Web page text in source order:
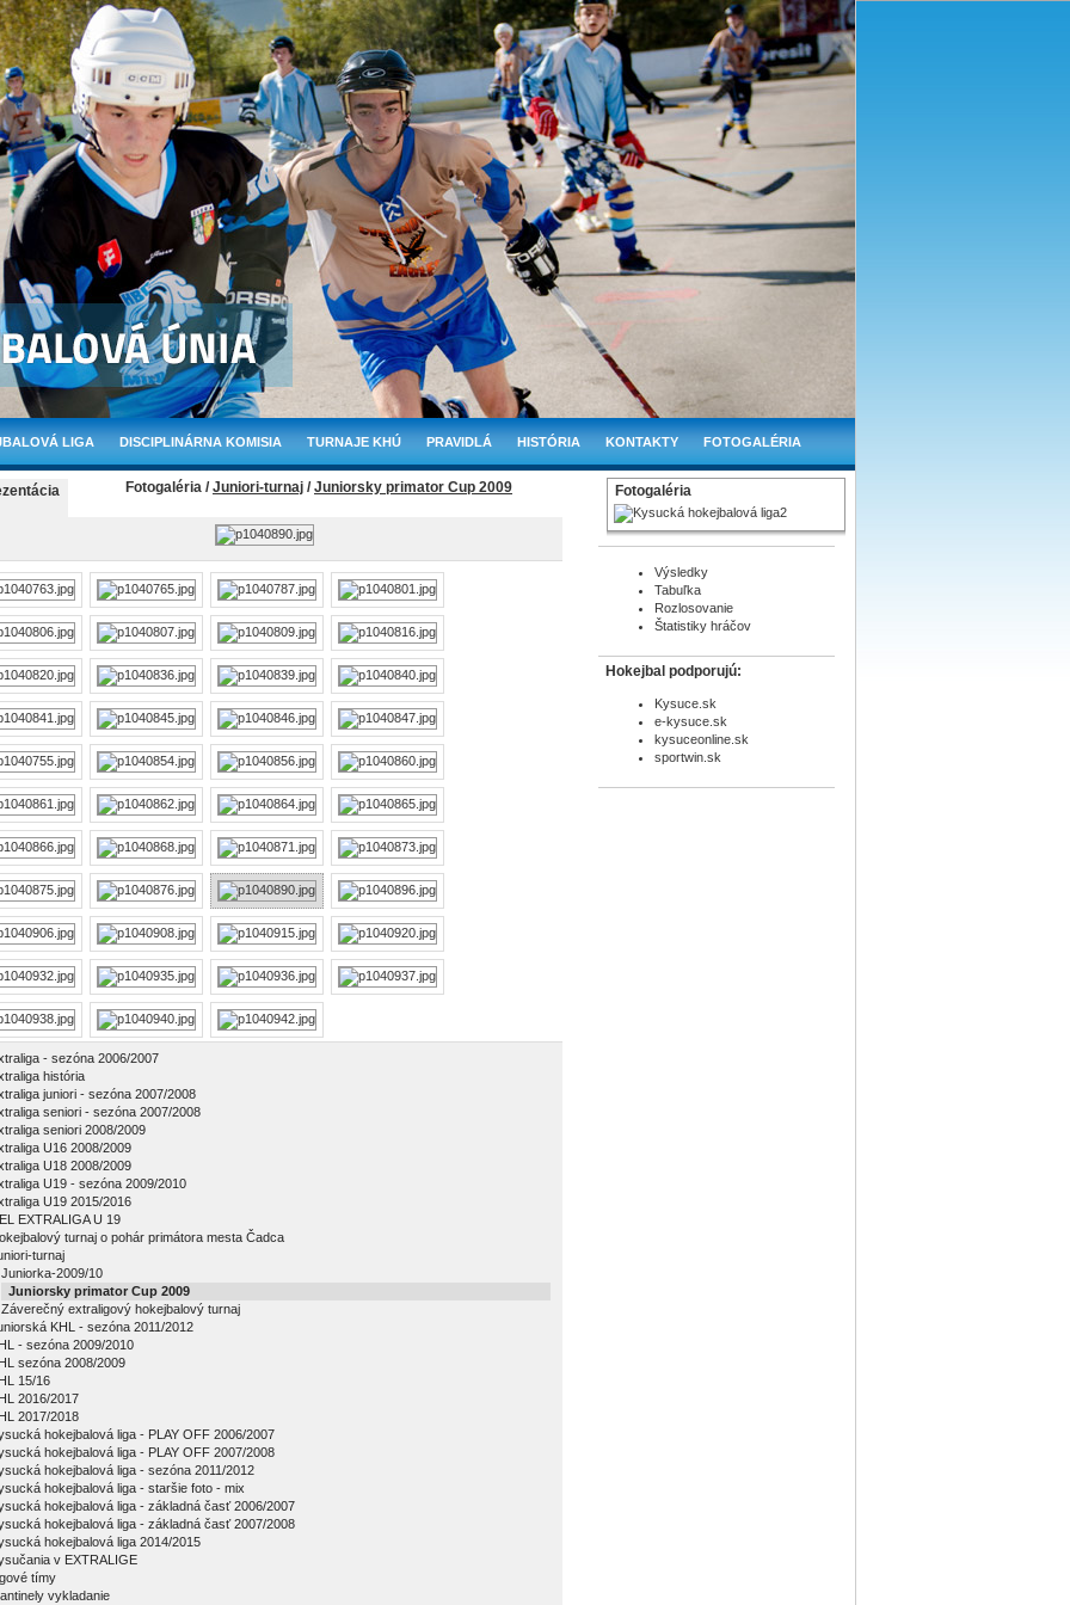
LIGA DISCIPLINÁRNA KOMISIA TURNAJE KHÚ PRAVIDLÁ HISTÓRIA KONTAKTY FOTOGALÉRIA
Fotogaléria /Juniori-turnaj /Juniorsky primator Cup 2009
- sezóna 2006/2007
história
juniori - sezóna 2007/2008
seniori - sezóna 2007/2008
seniori 2008/2009
U16 2008/2009
U18 2008/2009
U19 - sezóna 2009/2010
U19 2015/2016
EXTRALIGA U 19
turnaj o pohár primátora mesta Čadca
turnaj
Juniorka-2009/10
Juniorsky primator Cup 2009
Záverečný extraligový hokejbalový turnaj
KHL - sezóna 2011/2012
- sezóna 2009/2010
sezóna 2008/2009
15/16
2016/2017
2017/2018
hokejbalová liga - PLAY OFF 2006/2007
hokejbalová liga - PLAY OFF 2007/2008
hokejbalová liga - sezóna 2011/2012
hokejbalová liga - staršie foto - mix
hokejbalová liga - základná časť 2006/2007
hokejbalová liga - základná časť 2007/2008
hokejbalová liga 2014/2015
v EXTRALIGE
tímy
vykladanie
Fotogaléria
Výsledky
Tabuľka
Rozlosovanie
Štatistiky hráčov
Hokejbal podporujú:
Kysuce.sk
e-kysuce.sk
kysuceonline.sk
sportwin.sk